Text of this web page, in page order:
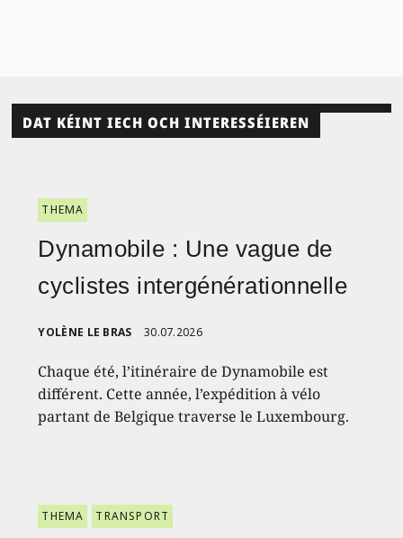
DAT KÉINT IECH OCH INTERESSÉIEREN
THEMA
Dynamobile : Une vague de
cyclistes intergénérationnelle
YOLÈNE LE BRAS 30.07.2026
Chaque été, l’itinéraire de Dynamobile est
différent. Cette année, l’expédition à vélo
partant de Belgique traverse le Luxembourg.
THEMA TRANSPORT